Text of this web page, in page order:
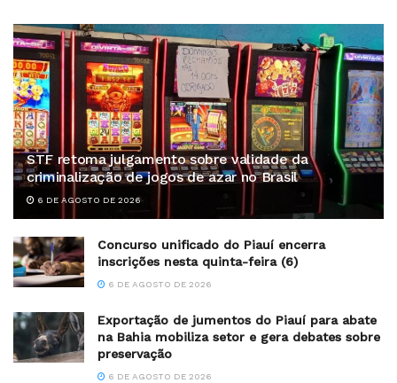
STF retoma julgamento sobre validade da
criminalização de jogos de azar no Brasil
6 DE AGOSTO DE 2026
Concurso unificado do Piauí encerra
inscrições nesta quinta-feira (6)
6 DE AGOSTO DE 2026
Exportação de jumentos do Piauí para abate
na Bahia mobiliza setor e gera debates sobre
preservação
6 DE AGOSTO DE 2026